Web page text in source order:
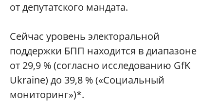
от депутатского мандата.
Сейчас уровень электоральной
поддержки БПП находится в диапазоне
от 29,9 % (согласно исследованию GfK
Ukraine) до 39,8 % («Социальный
мониторинг»)*.